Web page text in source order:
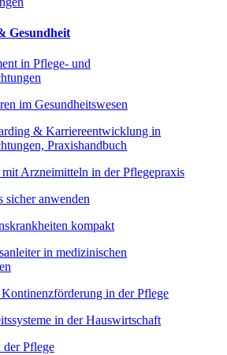
Gesundheit
in Pflege- und
im Gesundheitswesen
& Karriereentwicklung in
Praxishandbuch
Arzneimitteln in der Pflegepraxis
sicher anwenden
kompakt
in medizinischen
in der Pflege
in der Hauswirtschaft
der Pflege